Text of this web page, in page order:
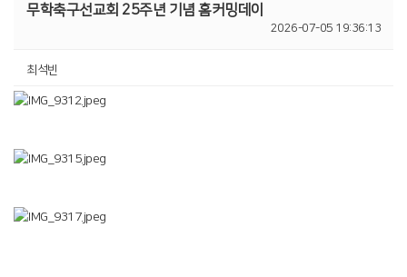
무학축구선교회 25주년 기념 홈커밍데이
2026-07-05 19:36:13
최석빈